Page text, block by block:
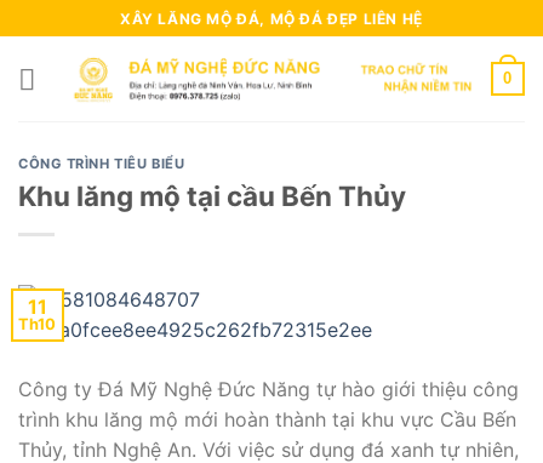
to
content
XÂY LĂNG MỘ ĐÁ, MỘ ĐÁ ĐẸP LIÊN HỆ
0
CÔNG TRÌNH TIÊU BIỂU
Khu lăng mộ tại cầu Bến Thủy
11
Th10
Công ty Đá Mỹ Nghệ Đức Năng tự hào giới thiệu công
trình khu lăng mộ mới hoàn thành tại khu vực Cầu Bến
Thủy, tỉnh Nghệ An. Với việc sử dụng đá xanh tự nhiên,